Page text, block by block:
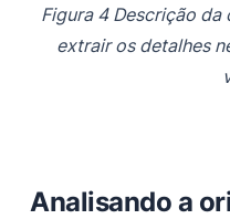
Figura 4 Descrição
extrair os detalhes
Analisando a